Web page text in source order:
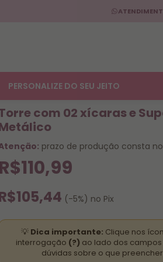
PERSONALIZE DO SEU JEITO
com 02 xícaras e
prazo de produção consta
R$110,99
(-5%) no Pix
💡 Dica importante: Clique nos
interrogação (?) ao lado dos campos
dúvidas sobre o que